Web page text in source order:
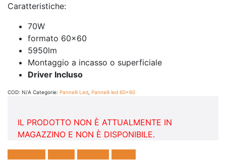
Caratteristiche:
70W
formato 60×60
5950lm
Montaggio a incasso o superficiale
Driver Incluso
COD: N/A Categorie: Pannelli Led Pannelli led 60x60
IL PRODOTTO NON È ATTUALMENTE IN
MAGAZZINO E NON È DISPONIBILE.